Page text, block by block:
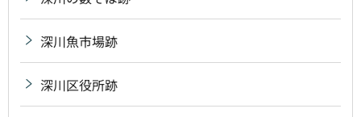
深川魚市場跡
深川区役所跡